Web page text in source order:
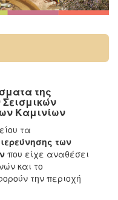
της
Καμινίων
τα
των
που είχε αναθέσει
και το
την περιοχή